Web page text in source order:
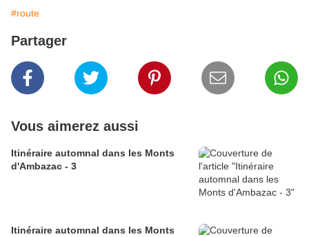
#route
Partager
Vous aimerez aussi
Itinéraire automnal dans les Monts
d'Ambazac - 3
Itinéraire automnal dans les Monts